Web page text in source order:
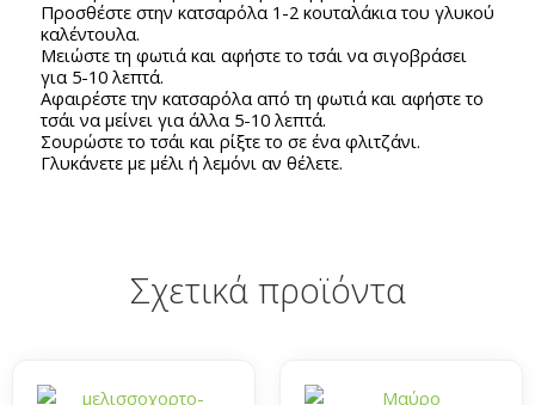
Προσθέστε στην κατσαρόλα 1-2 κουταλάκια του γλυκού
καλέντουλα.
Μειώστε τη φωτιά και αφήστε το τσάι να σιγοβράσει
για 5-10 λεπτά.
Αφαιρέστε την κατσαρόλα από τη φωτιά και αφήστε το
τσάι να μείνει για άλλα 5-10 λεπτά.
Σουρώστε το τσάι και ρίξτε το σε ένα φλιτζάνι.
Γλυκάνετε με μέλι ή λεμόνι αν θέλετε.
Σχετικά προϊόντα